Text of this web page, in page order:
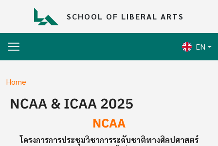
SCHOOL OF LIBERAL ARTS
EN
Breadcrumb
Home
NCAA & ICAA 2025
NCAA
โครงการการประชุมวิชาการระดับชาติทางศิลปศาสตร์